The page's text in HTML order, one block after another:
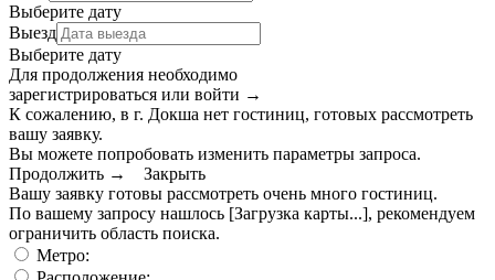
Выберите дату
Выезд
Выберите дату
Для продолжения необходимо
зарегистрироваться или войти →
К сожалению, в г. Докша нет гостиниц, готовых рассмотреть
вашу заявку.
Вы можете попробовать изменить параметры запроса.
Продолжить →
Закрыть
Вашу заявку готовы рассмотреть очень много гостиниц.
По вашему запросу нашлось [Загрузка карты...], рекомендуем
ограничить область поиска.
Метро: